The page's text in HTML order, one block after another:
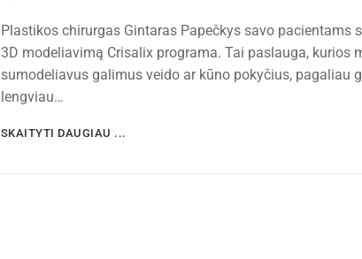
Plastikos chirurgas Gintaras Papečkys savo pacientams
3D modeliavimą Crisalix programa. Tai paslauga, kurios
sumodeliavus galimus veido ar kūno pokyčius, pagaliau
lengviau…
SKAITYTI DAUGIAU ...